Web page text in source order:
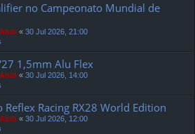
no Campeonato Mundial de
Abib « 30 Jul 2026, 21:00
1,5mm Alu Flex
Abib « 30 Jul 2026, 14:00
Reflex Racing RX28 World Edition
Abib « 30 Jul 2026, 12:00